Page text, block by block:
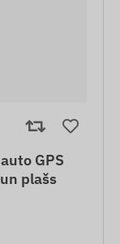
GPS
plašs